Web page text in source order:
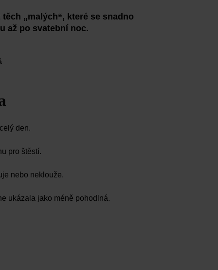
„malých“, které se snadno
až po svatební noc.
den.
pro štěstí.
nebo neklouže.
ukázala jako méně pohodlná.